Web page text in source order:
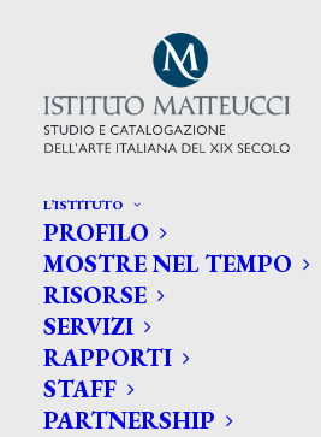
L’ISTITUTO
PROFILO
MOSTRE NEL TEMPO
RISORSE
SERVIZI
RAPPORTI
STAFF
PARTNERSHIP
CERCA TRA GLI ARTISTI:
Search
for: